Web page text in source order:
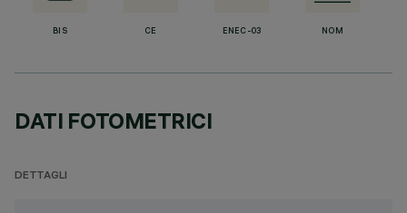
BIS CE ENEC-03 NOM
DATI FOTOMETRICI
DETTAGLI